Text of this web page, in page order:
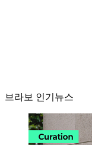
브라보 인기뉴스